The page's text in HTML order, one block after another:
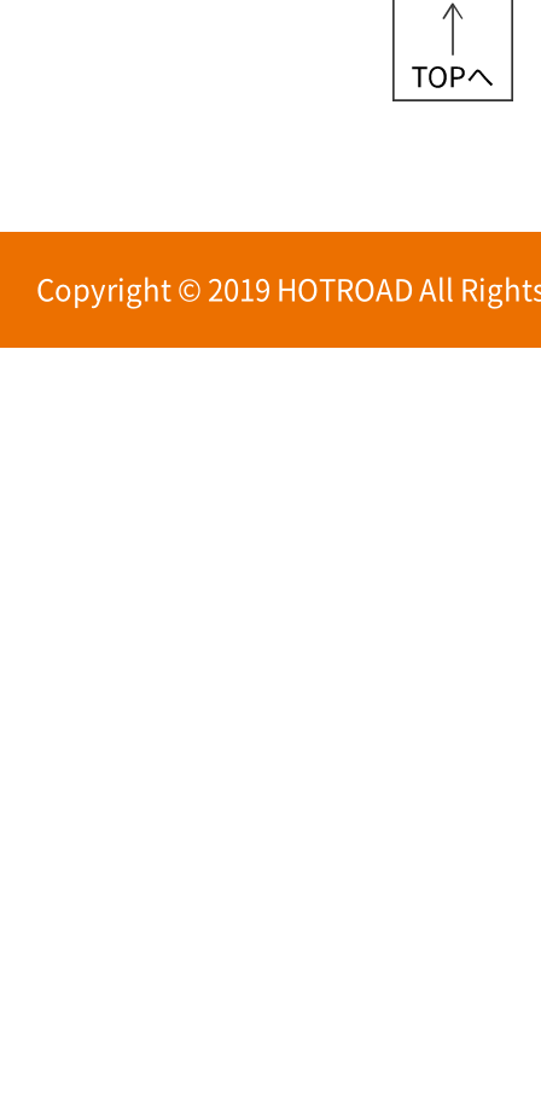
Copyright © 2019 HOTROAD All